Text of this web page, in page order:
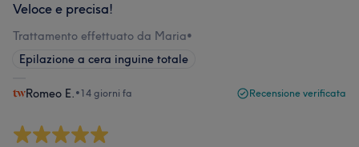
Veloce e precisa!
Trattamento effettuato da Maria•
Epilazione a cera inguine totale
Romeo E. •14 giorni fa Recensione verificata